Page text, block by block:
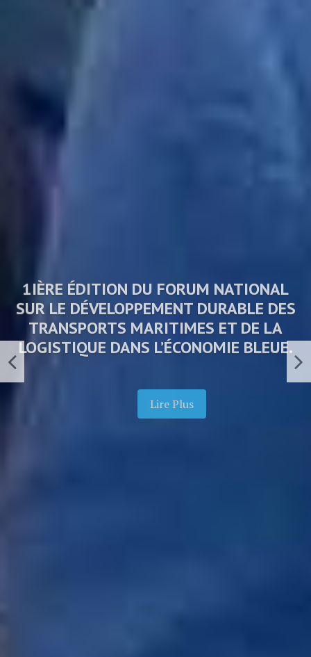
1IÈRE ÉDITION DU FORUM NATIONAL
SUR LE DÉVELOPPEMENT DURABLE DES
TRANSPORTS MARITIMES ET DE LA
LOGISTIQUE DANS L’ÉCONOMIE BLEUE.